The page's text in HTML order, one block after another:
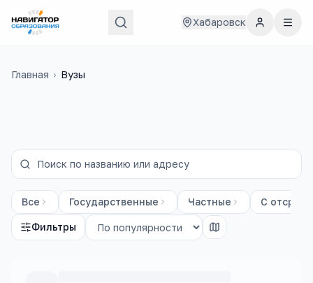
Хабаровск
Главная › Вузы
Все Государственные Частные С
Фильтры